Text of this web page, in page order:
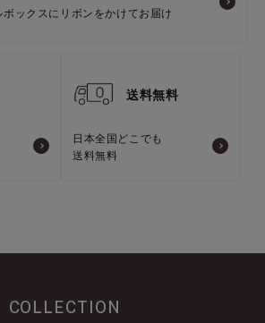
ボックスにリボンをかけてお届け
送料無料
日本全国どこでも
送料無料
COLLECTION